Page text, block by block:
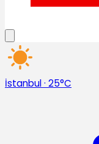
İstanbul· 25°C